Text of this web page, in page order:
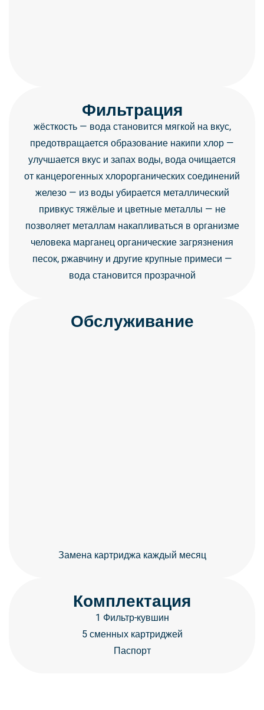
Фильтрация
жёсткость — вода становится мягкой на вкус,
предотвращается образование накипи хлор —
улучшается вкус и запах воды, вода очищается
от канцерогенных хлорорганических соединений
железо — из воды убирается металлический
привкус тяжёлые и цветные металлы — не
позволяет металлам накапливаться в организме
человека марганец органические загрязнения
песок, ржавчину и другие крупные примеси —
вода становится прозрачной
Обслуживание
Замена картриджа каждый месяц
Комплектация
1 Фильтр-кувшин
5 сменных картриджей
Паспорт